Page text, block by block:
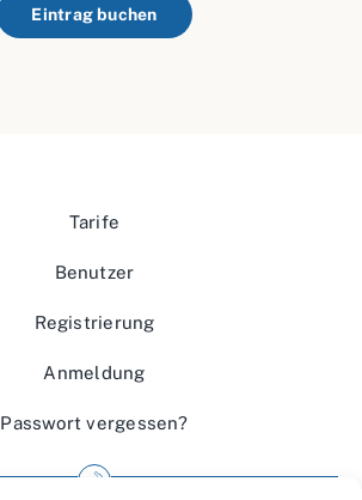
Eintrag buchen
Tarife
Benutzer
Registrierung
Anmeldung
Passwort vergessen?